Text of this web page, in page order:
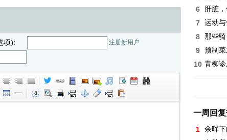
项): 注册新用户
6 肝脏
7 运动
8 那些
9 预制
10 青柳
一周回
1 余晖